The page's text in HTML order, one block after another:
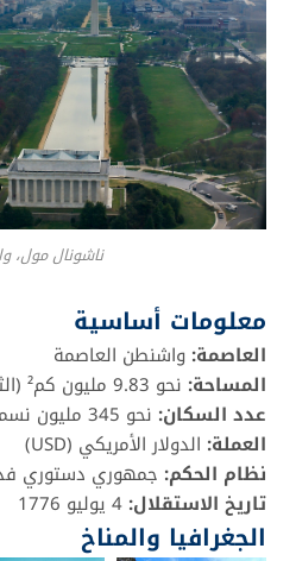
ناشونال مول،
معلومات أساسية
العاصمة: واشنطن العاصمة
المساحة: نحو 9.83 مليون كم² (الثالثة عالميًا)
عدد السكان: نحو 345 مليون نسمة (تقدير 2024)
العملة: الدولار الأمريكي (USD)
نظام الحكم: جمهوري دستوري
تاريخ الاستقلال:
الجغرافيا والمناخ